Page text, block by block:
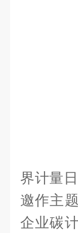
5
界计量
邀作主
企业碳